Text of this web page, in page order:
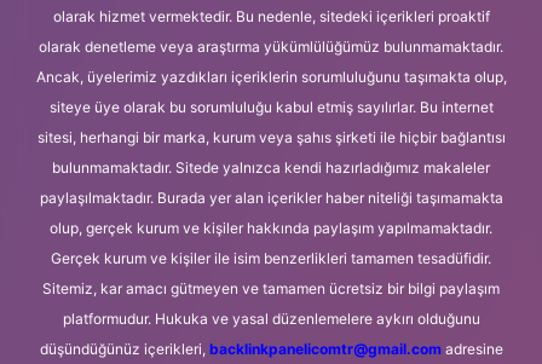
olarak hizmet vermektedir. Bu nedenle, sitedeki içerikleri proaktif
olarak denetleme veya araştırma yükümlülüğümüz bulunmamaktadır.
Ancak, üyelerimiz yazdıkları içeriklerin sorumluluğunu taşımakta olup,
siteye üye olarak bu sorumluluğu kabul etmiş sayılırlar. Bu internet
sitesi, herhangi bir marka, kurum veya şahıs şirketi ile hiçbir bağlantısı
bulunmamaktadır. Sitede yalnızca kendi hazırladığımız makaleler
paylaşılmaktadır. Burada yer alan içerikler haber niteliği taşımamakta
olup, gerçek kurum ve kişiler hakkında paylaşım yapılmamaktadır.
Gerçek kurum ve kişiler ile isim benzerlikleri tamamen tesadüfidir.
Sitemiz, kar amacı gütmeyen ve tamamen ücretsiz bir bilgi paylaşım
platformudur. Hukuka ve yasal düzenlemelere aykırı olduğunu
düşündüğünüz içerikleri, backlinkpanelicomtr@gmail.comadresine